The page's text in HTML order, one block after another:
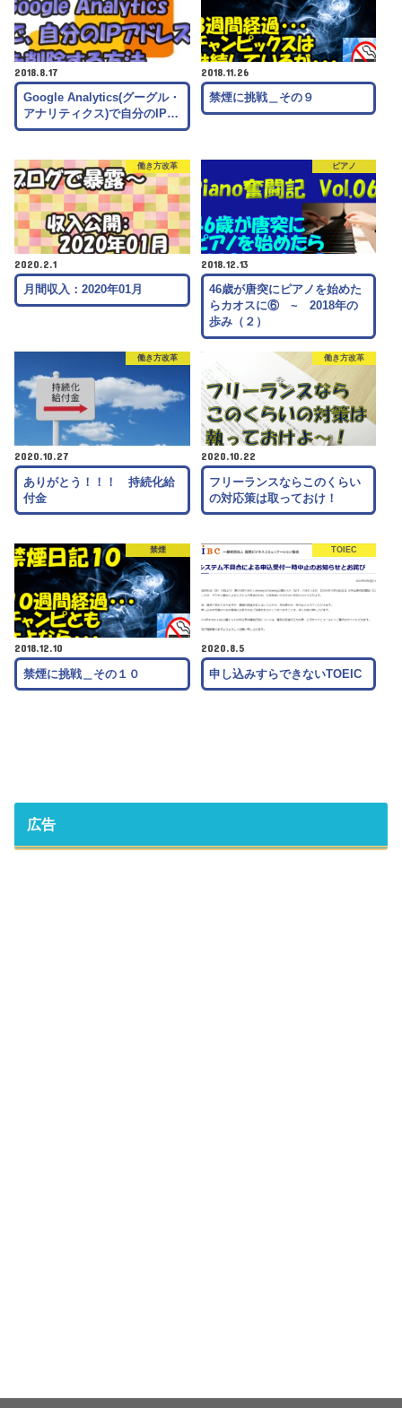
2018.8.17
Google Analytics(グーグル・
アナリティクス)で自分のIP…
2018.11.26
禁煙に挑戦＿その９
働き方改革
2020.2.1
月間収入：2020年01月
ピアノ
2018.12.13
46歳が唐突にピアノを始めた
らカオスに⑥ ~ 2018年の
歩み（２）
働き方改革
2020.10.27
ありがとう！！！ 持続化給
付金
働き方改革
2020.10.22
フリーランスならこのくらい
の対応策は取っておけ！
禁煙
2018.12.10
禁煙に挑戦＿その１０
TOIEC
2020.8.5
申し込みすらできないTOEIC
広告